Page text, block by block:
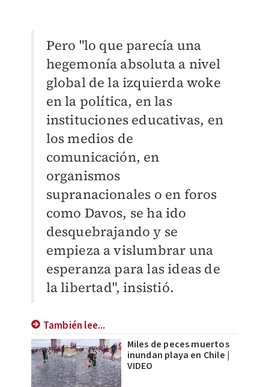
Pero "lo que parecía una
hegemonía absoluta a nivel
global de la izquierda woke
en la política, en las
instituciones educativas, en
los medios de
comunicación, en
organismos
supranacionales o en foros
como Davos, se ha ido
desquebrajando y se
empieza a vislumbrar una
esperanza para las ideas de
la libertad", insistió.
También lee...
Miles de peces muertos
inundan playa en Chile |
VIDEO